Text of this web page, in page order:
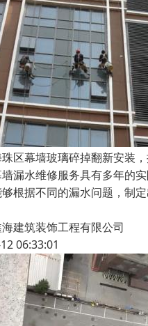
区幕墙玻璃碎掉翻新安装
漏水维修服务具有多年的
根据不同的漏水问题，制
建筑装饰工程有限公司
06:33:01